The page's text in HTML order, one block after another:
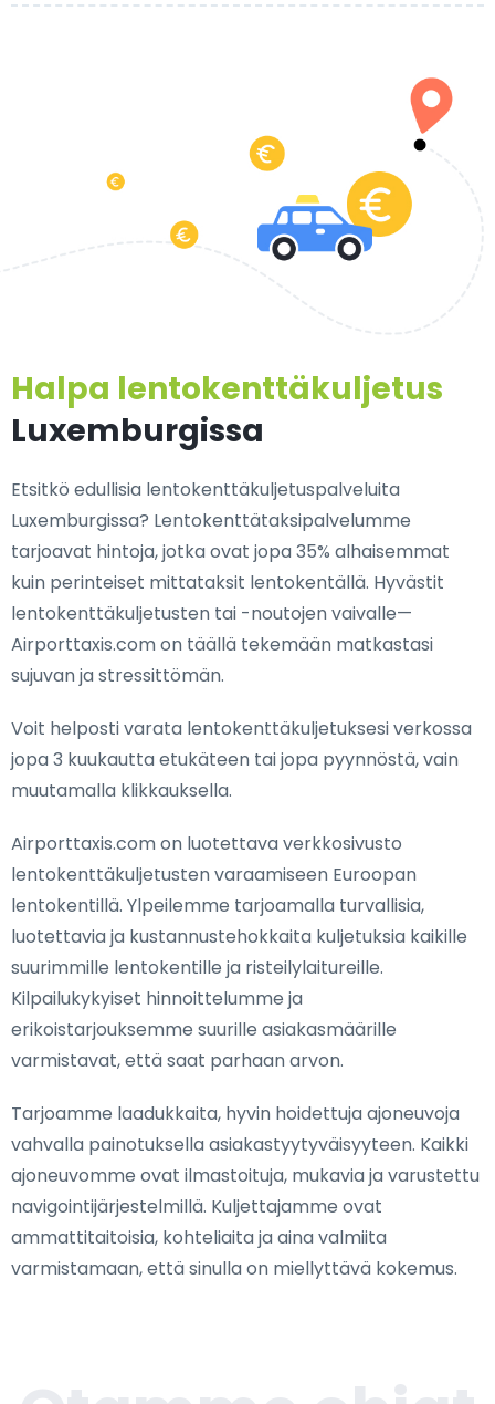
Halpa lentokenttäkuljetus
Luxemburgissa
Etsitkö edullisia lentokenttäkuljetuspalveluita
Luxemburgissa? Lentokenttätaksipalvelumme
tarjoavat hintoja, jotka ovat jopa 35% alhaisemmat
kuin perinteiset mittataksit lentokentällä. Hyvästit
lentokenttäkuljetusten tai -noutojen vaivalle—
Airporttaxis.com on täällä tekemään matkastasi
sujuvan ja stressittömän.
Voit helposti varata lentokenttäkuljetuksesi verkossa
jopa 3 kuukautta etukäteen tai jopa pyynnöstä, vain
muutamalla klikkauksella.
Airporttaxis.com on luotettava verkkosivusto
lentokenttäkuljetusten varaamiseen Euroopan
lentokentillä. Ylpeilemme tarjoamalla turvallisia,
luotettavia ja kustannustehokkaita kuljetuksia kaikille
suurimmille lentokentille ja risteilylaitureille.
Kilpailukykyiset hinnoittelumme ja
erikoistarjouksemme suurille asiakasmäärille
varmistavat, että saat parhaan arvon.
Tarjoamme laadukkaita, hyvin hoidettuja ajoneuvoja
vahvalla painotuksella asiakastyytyväisyyteen. Kaikki
ajoneuvomme ovat ilmastoituja, mukavia ja varustettu
navigointijärjestelmillä. Kuljettajamme ovat
ammattitaitoisia, kohteliaita ja aina valmiita
varmistamaan, että sinulla on miellyttävä kokemus.